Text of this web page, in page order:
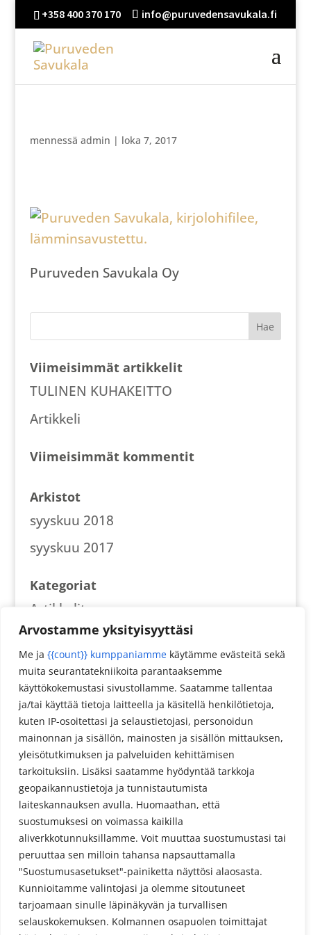
Arvostamme yksityisyyttäsi
Me ja {{count}} kumppaniamme käytämme evästeitä sekä
muita seurantatekniikoita parantaaksemme
käyttökokemustasi sivustollamme. Saatamme tallentaa
ja/tai käyttää tietoja laitteella ja käsitellä henkilötietoja,
kuten IP-osoitettasi ja selaustietojasi, personoidun
mainonnan ja sisällön, mainosten ja sisällön mittauksen,
yleisötutkimuksen ja palveluiden kehittämisen
tarkoituksiin. Lisäksi saatamme hyödyntää tarkkoja
geopaikannustietoja ja tunnistautumista
laiteskannauksen avulla. Huomaathan, että
suostumuksesi on voimassa kaikilla
aliverkkotunnuksillamme. Voit muuttaa suostumustasi tai
peruuttaa sen milloin tahansa napsauttamalla
"Suostumusasetukset"-painiketta näyttösi alaosasta.
Kunnioitamme valintojasi ja olemme sitoutuneet
tarjoamaan sinulle läpinäkyvän ja turvallisen
selauskokemuksen. Kolmannen osapuolen toimittajat
+358 400 370 170 info@puruvedensavukala.fi
mennessä admin | loka 7, 2017
Puruveden Savukala Oy
Viimeisimmät artikkelit
TULINEN KUHAKEITTO
Artikkeli
Viimeisimmät kommentit
Arkistot
syyskuu 2018
syyskuu 2017
Kategoriat
Artikkelit
Reseptit
Meta
Kirjaudu sisään
Sisältösyöte
Kommenttisyöte
WordPress.org
Tietosuojaseloste